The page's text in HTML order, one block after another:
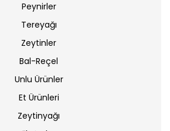
Peynirler
Tereyağı
Zeytinler
Bal-Reçel
Unlu Ürünler
Et Ürünleri
Zeytinyağı